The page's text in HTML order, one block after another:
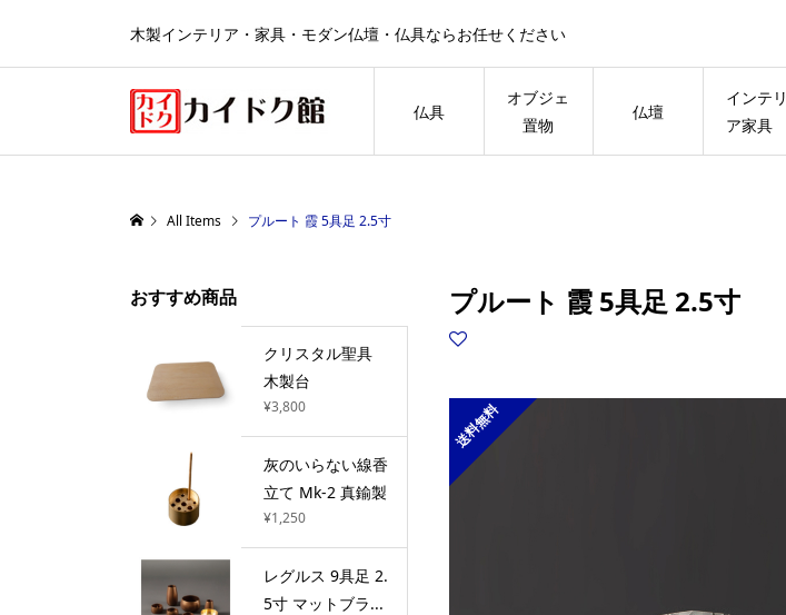
木製インテリア・家具・モダン仏壇・仏具ならお任せください
仏具
オブジェ
置物
仏壇
インテリ
ア家具
All Items プルート 霞 5具足 2.5寸
プルート 霞 5具足 2.5寸
送料無料
おすすめ商品
クリスタル聖具
木製台
¥3,800
灰のいらない線香
立て Mk-2 真鍮製
¥1,250
レグルス 9具足 2.
5寸 マットブラ...